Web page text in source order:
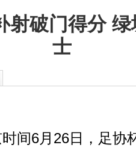
射破门得分
士
6月26日，足协